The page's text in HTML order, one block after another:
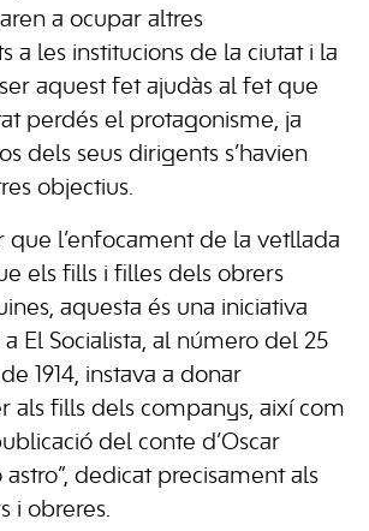
a ocupar altres
a les institucions de la ciutat i la
aquest fet ajudàs al fet que
perdés el protagonisme, ja
dels seus dirigents s’havien
objectius.
que l’enfocament de la vetllada
els fills i filles dels obrers
aquesta és una iniciativa
El Socialista, al número del 25
1914, instava a donar
als fills dels companys, així com
del conte d’Oscar
dedicat precisament als
i obreres.